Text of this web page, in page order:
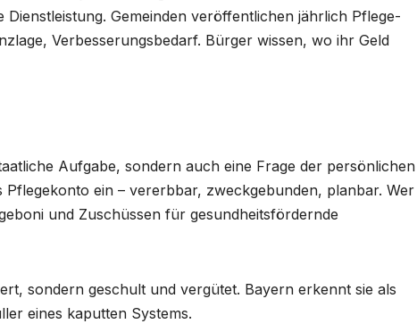
Gemeinden veröffentlichen jährlich Pflege-
Verbesserungsbedarf. Bürger wissen, wo ihr Geld
Aufgabe, sondern auch eine Frage der persönlichen
ein – vererbbar, zweckgebunden, planbar. Wer
und Zuschüssen für gesundheitsfördernde
sondern geschult und vergütet. Bayern erkennt sie als
eines kaputten Systems.